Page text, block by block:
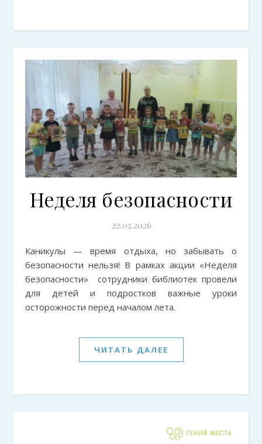
Неделя безопасности
22.05.2026
Каникулы — время отдыха, но забывать о
безопасности нельзя! В рамках акции «Неделя
безопасности» сотрудники библиотек провели
для детей и подростков важные уроки
осторожности перед началом лета.
ЧИТАТЬ ДАЛЕЕ